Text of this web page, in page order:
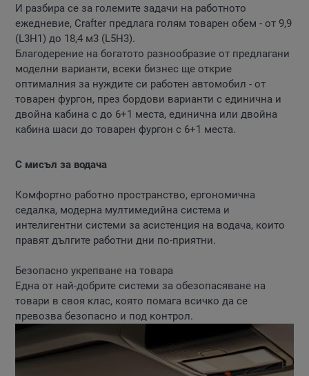
И разбира се за големите задачи на работното
ежедневие, Crafter предлага голям товарен обем - от 9,9
(L3H1) до 18,4 м3 (L5H3).
Благодерение на богатото разнообразие от предлагани
моделни варианти, всеки бизнес ще открие
оптималния за нуждите си работен автомобил - от
товарен фургон, през бордови варианти с единична и
двойна кабина с до 6+1 места, единична или двойна
кабина шаси до товарен фургон с 6+1 места.
С мисъл за водача
Комфортно работно пространство, ергономична
седалка, модерна мултимедийна система и
интелигентни системи за асистенция на водача, които
правят дългите работни дни по-приятни.
Безопасно укрепване на товара
Една от най-добрите системи за обезопасяване на
товари в своя клас, която помага всичко да се
превозва безопасно и под контрол.